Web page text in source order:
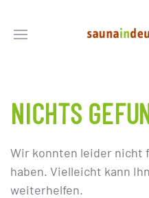
NICHTS
Wir konnten leider nicht
haben. Vielleicht kann
weiterhelfen.